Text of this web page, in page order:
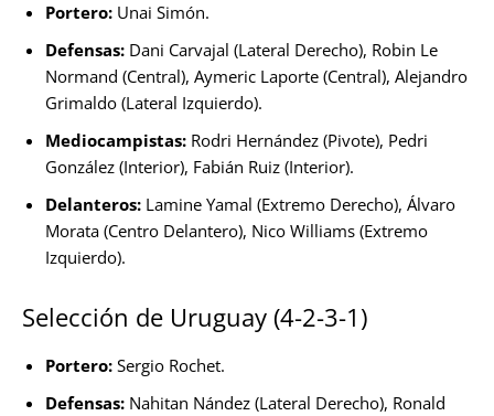
Portero: Unai Simón.
Defensas: Dani Carvajal (Lateral Derecho), Robin Le
Normand (Central), Aymeric Laporte (Central), Alejandro
Grimaldo (Lateral Izquierdo).
Mediocampistas: Rodri Hernández (Pivote), Pedri
González (Interior), Fabián Ruiz (Interior).
Delanteros: Lamine Yamal (Extremo Derecho), Álvaro
Morata (Centro Delantero), Nico Williams (Extremo
Izquierdo).
Selección de Uruguay (4-2-3-1)
Portero: Sergio Rochet.
Defensas: Nahitan Nández (Lateral Derecho), Ronald